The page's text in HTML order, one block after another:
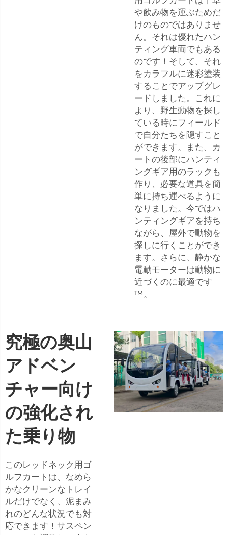
や飲み物を運ぶためだ
けのものではありませ
ん。それは優れたハン
ティング車両でもある
のです！そして、それ
をカラフルに迷彩塗装
することでアップグレ
ードしました。これに
より、野生動物を探し
ている時にフィールド
で自分たちを隠すこと
ができます。また、カ
ートの後部にハンティ
ングギア用のラックも
作り、必要な道具を簡
単に持ち運べるように
なりました。今ではハ
ンティングギアを持ち
ながら、屋外で動物を
探しに行くことができ
ます。さらに、静かな
電動モーターは動物に
近づくのに最適です
™。
究極の奥山
アドベン
チャー向け
の強化され
た乗り物
このレッドネック用ゴ
ルフカートは、なめら
かなクリーンなトレイ
ルだけでなく、泥まみ
れのどんな状況でも対
応できます！サスペン